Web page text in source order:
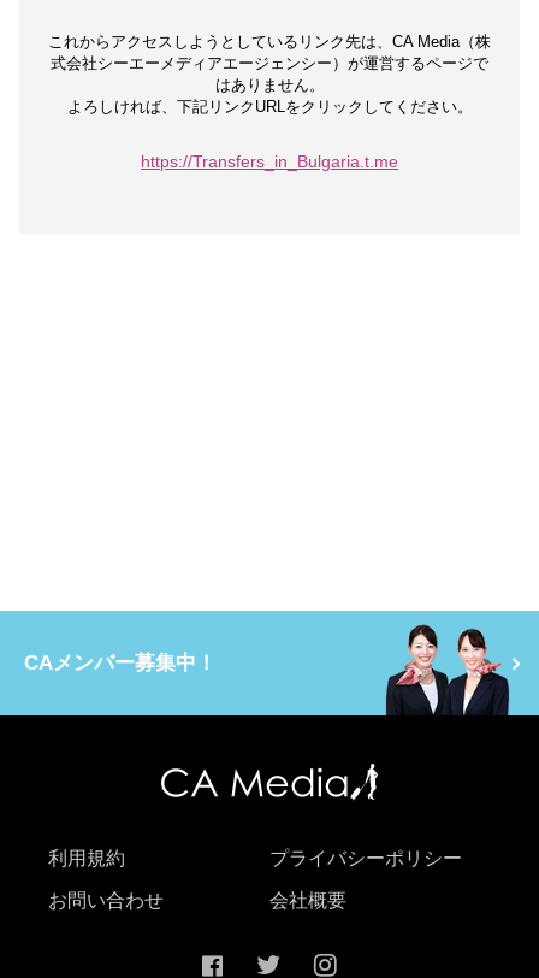
これからアクセスしようとしているリンク先は、 CA Media（株
式会社シーエーメディアエージェンシー）が運営するページで
はありません。
よろしければ、下記リンクURLをクリックしてください。
https://Transfers_in_Bulgaria.t.me
CAメンバー募集中！
利用規約 プライバシーポリシー
お問い合わせ 会社概要